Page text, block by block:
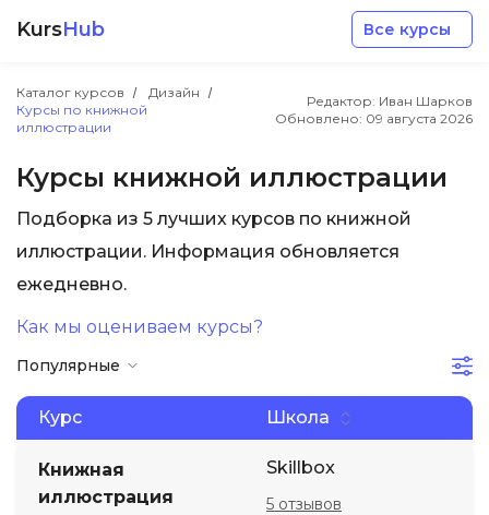
KursHub Все курсы
Каталог курсов
Дизайн
Курсы по книжной
иллюстрации
Редактор: Иван Шарков
Обновлено: 09 августа 2026
Курсы книжной иллюстрации
Подборка из 5 лучших курсов по книжной
иллюстрации. Информация обновляется
ежедневно.
Как мы оцениваем курсы?
Популярные
Курс Школа
Книжная
иллюстрация
Skillbox
5 отзывов
Разработка
Маркетинг
Дизайн
Аналитика
Менеджмент